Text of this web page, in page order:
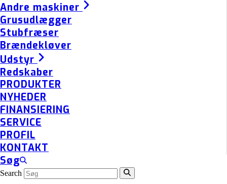
Andre maskiner
Grusudlægger
Stubfræser
Brændekløver
Udstyr
Redskaber
PRODUKTER
NYHEDER
FINANSIERING
SERVICE
PROFIL
KONTAKT
Søg
Search